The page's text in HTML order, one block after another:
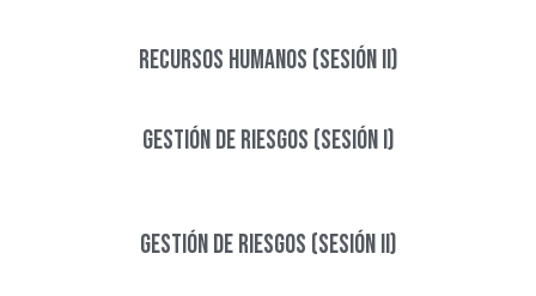
Recursos Humanos (Sesión II)
Gestión de riesgos (Sesión I)​
Gestión de riesgos (Sesión II)​